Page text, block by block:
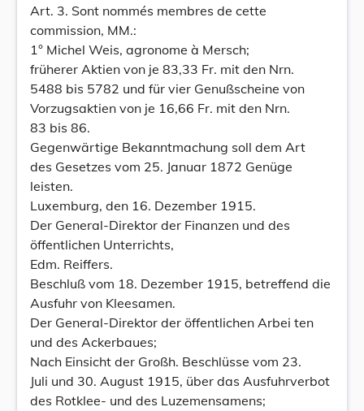
Art. 3. Sont nommés membres de cette
commission, MM.:
1° Michel Weis, agronome à Mersch;
früherer Aktien von je 83,33 Fr. mit den Nrn.
5488 bis 5782 und für vier Genußscheine von
Vorzugsaktien von je 16,66 Fr. mit den Nrn.
83 bis 86.
Gegenwärtige Bekanntmachung soll dem Art
des Gesetzes vom 25. Januar 1872 Genüge
leisten.
Luxemburg, den 16. Dezember 1915.
Der General-Direktor der Finanzen und des
öffentlichen Unterrichts,
Edm. Reiffers.
Beschluß vom 18. Dezember 1915, betreffend die
Ausfuhr von Kleesamen.
Der General-Direktor der öffentlichen Arbei ten
und des Ackerbaues;
Nach Einsicht der Großh. Beschlüsse vom 23.
Juli und 30. August 1915, über das Ausfuhrverbot
des Rotklee- und des Luzemensamens;